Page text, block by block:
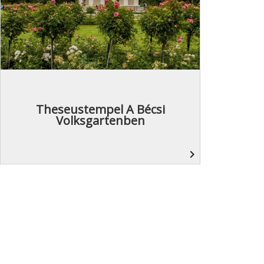
Theseustempel A Bécsi
Volksgartenben
navigate_next